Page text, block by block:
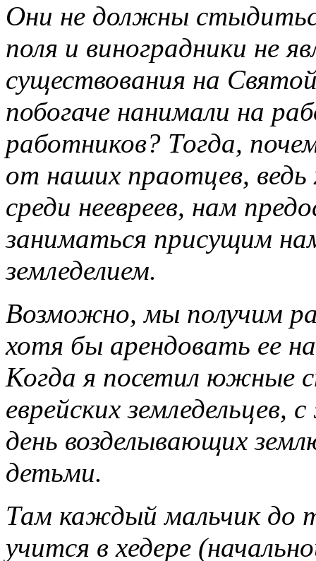
Они не должны
поля и виноградники не
существования на
побогаче нанимали на
работников? Тогда,
от наших праотцев,
среди неевреев, нам
заниматься присущим
земледелием.
Возможно, мы получим
хотя бы арендовать ее
Когда я посетил южные
еврейских
день возделывающих
детьми.
Там каждый мальчик до
учится вхедере